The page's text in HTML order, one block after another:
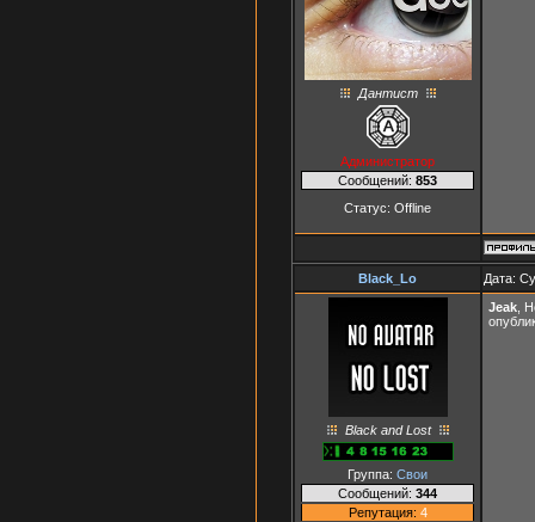
Дантист
Администратор
Сообщений: 853
Статус: Offline
Black_Lo Дата:
Black and Lost
Группа: Свои
Сообщений: 344
Репутация: 4
Jeak ,